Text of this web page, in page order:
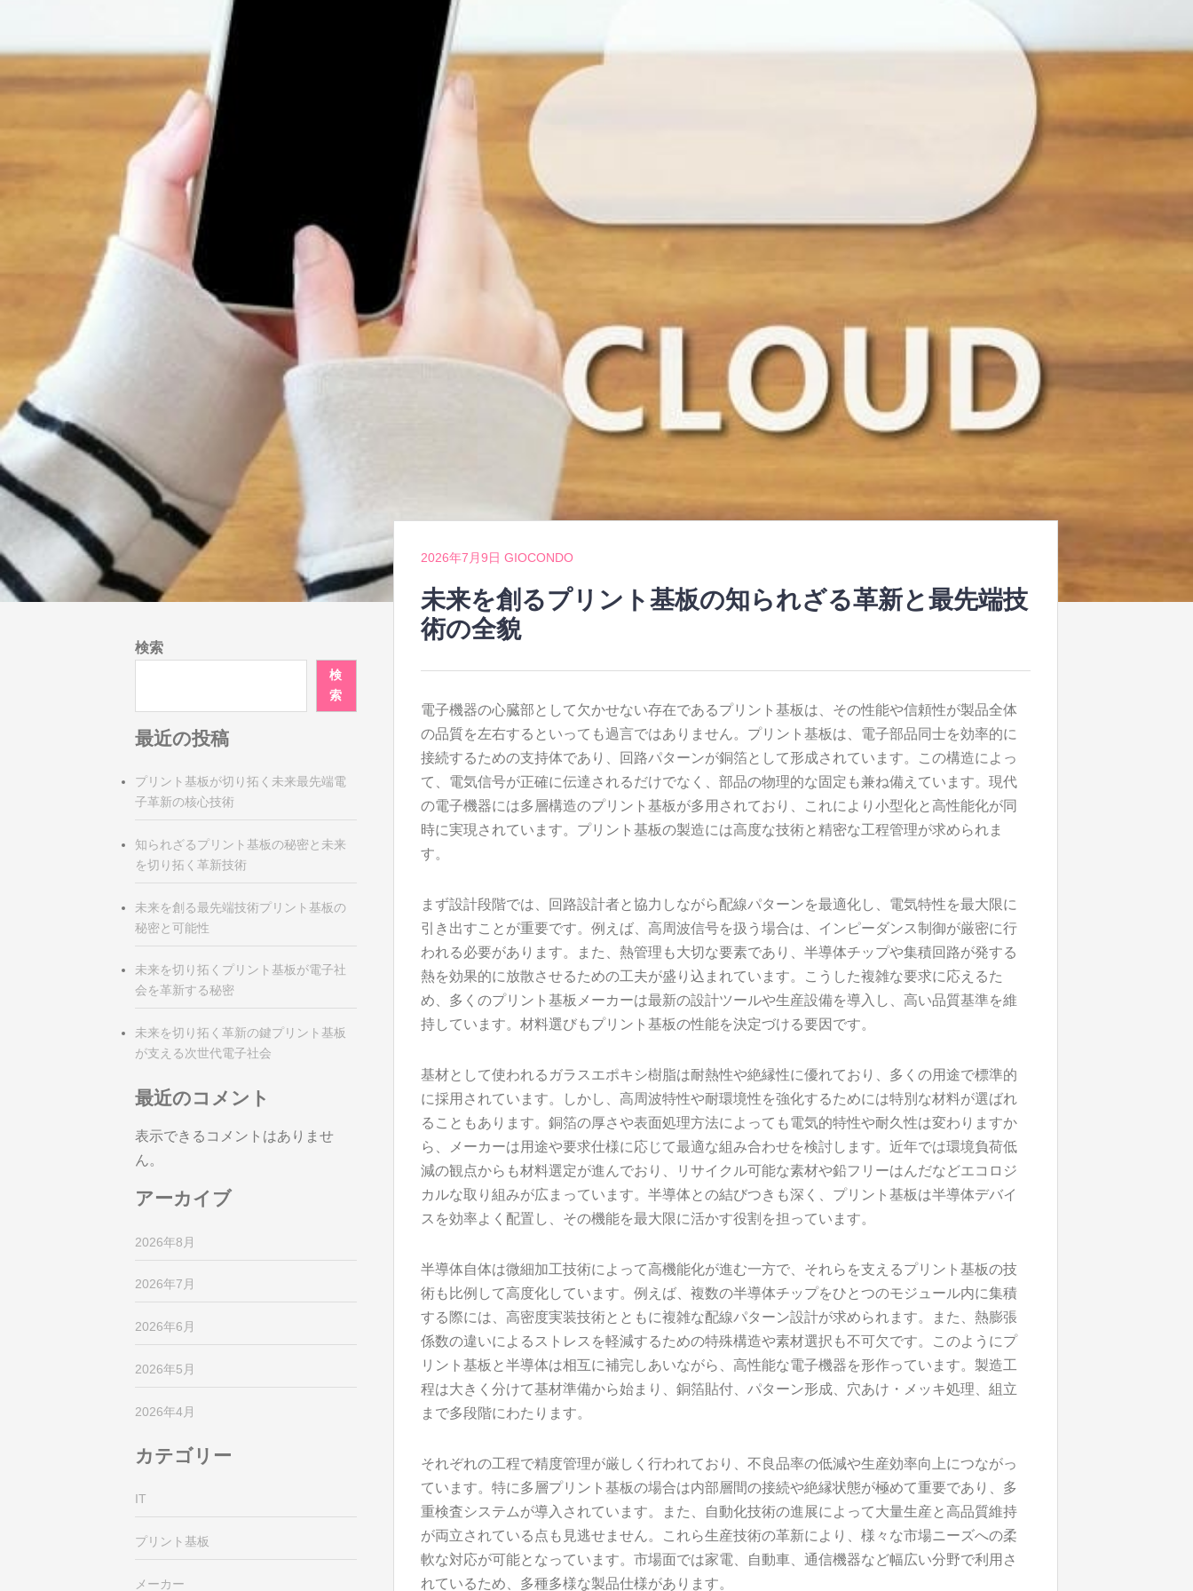
2026年7月9日 GIOCONDO
未来を創るプリント基板の知られざる革新と最先端技
術の全貌
電子機器の心臓部として欠かせない存在であるプリント基板は、その性能や信頼性が製品全体
の品質を左右するといっても過言ではありません。 プリント基板は、電子部品同士を効率的に
接続するための支持体であり、回路パターンが銅箔として形成されています。この構造によっ
て、電気信号が正確に伝達されるだけでなく、部品の物理的な固定も兼ね備えています。現代
の電子機器には多層構造のプリント基板が多用されており、これにより小型化と高性能化が同
時に実現されています。プリント基板の製造には高度な技術と精密な工程管理が求められま
す。
まず設計段階では、回路設計者と協力しながら配線パターンを最適化し、電気特性を最大限に
引き出すことが重要です。例えば、高周波信号を扱う場合は、インピーダンス制御が厳密に行
われる必要があります。また、熱管理も大切な要素であり、半導体チップや集積回路が発する
熱を効果的に放散させるための工夫が盛り込まれています。こうした複雑な要求に応えるた
め、多くのプリント基板メーカーは最新の設計ツールや生産設備を導入し、高い品質基準を維
持しています。材料選びもプリント基板の性能を決定づける要因です。
基材として使われるガラスエポキシ樹脂は耐熱性や絶縁性に優れており、多くの用途で標準的
に採用されています。しかし、高周波特性や耐環境性を強化するためには特別な材料が選ばれ
ることもあります。銅箔の厚さや表面処理方法によっても電気的特性や耐久性は変わりますか
ら、メーカーは用途や要求仕様に応じて最適な組み合わせを検討します。近年では環境負荷低
減の観点からも材料選定が進んでおり、リサイクル可能な素材や鉛フリーはんだなどエコロジ
カルな取り組みが広まっています。半導体との結びつきも深く、プリント基板は半導体デバイ
スを効率よく配置し、その機能を最大限に活かす役割を担っています。
半導体自体は微細加工技術によって高機能化が進む一方で、それらを支えるプリント基板の技
術も比例して高度化しています。例えば、複数の半導体チップをひとつのモジュール内に集積
する際には、高密度実装技術とともに複雑な配線パターン設計が求められます。また、熱膨張
係数の違いによるストレスを軽減するための特殊構造や素材選択も不可欠です。このようにプ
リント基板と半導体は相互に補完しあいながら、高性能な電子機器を形作っています。製造工
程は大きく分けて基材準備から始まり、銅箔貼付、パターン形成、穴あけ・メッキ処理、組立
まで多段階にわたります。
それぞれの工程で精度管理が厳しく行われており、不良品率の低減や生産効率向上につながっ
ています。特に多層プリント基板の場合は内部層間の接続や絶縁状態が極めて重要であり、多
重検査システムが導入されています。また、自動化技術の進展によって大量生産と高品質維持
が両立されている点も見逃せません。これら生産技術の革新により、様々な市場ニーズへの柔
軟な対応が可能となっています。市場面では家電、自動車、通信機器など幅広い分野で利用さ
れているため、多種多様な製品仕様があります。
検索
検
索
最近の投稿
プリント基板が切り拓く未来最先端電
子革新の核心技術
知られざるプリント基板の秘密と未来
を切り拓く革新技術
未来を創る最先端技術プリント基板の
秘密と可能性
未来を切り拓くプリント基板が電子社
会を革新する秘密
未来を切り拓く革新の鍵プリント基板
が支える次世代電子社会
最近のコメント
表示できるコメントはありませ
ん。
アーカイブ
2026年8月
2026年7月
2026年6月
2026年5月
2026年4月
カテゴリー
IT
プリント基板
メーカー